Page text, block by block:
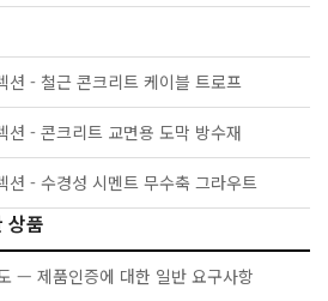
션 - 철근 콘크리트 케이블 트로프
션 - 콘크리트 교면용 도막 방수재
션 - 수경성 시멘트 무수축 그라우트
상품
— 제품인증에 대한 일반 요구사항